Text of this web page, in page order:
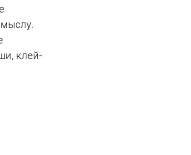
клей-